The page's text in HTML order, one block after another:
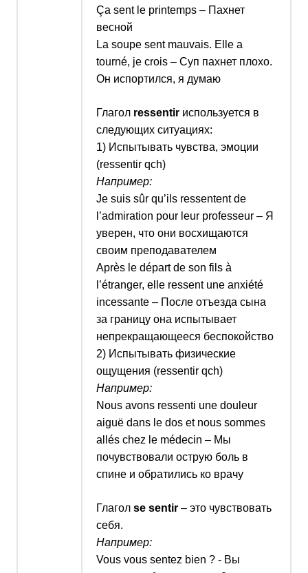
Ça sent le printemps – Пахнет
весной
La soupe sent mauvais. Elle a
tourné, je crois – Суп пахнет плохо.
Он испортился, я думаю
Глагол ressentir используется в
следующих ситуациях:
1) Испытывать чувства, эмоции
(ressentir qch)
Например:
Je suis sûr qu’ils ressentent de
l’admiration pour leur professeur – Я
уверен, что они восхищаются
своим преподавателем
Après le départ de son fils à
l’étranger, elle ressent une anxiété
incessante – После отъезда сына
за границу она испытывает
непрекращающееся беспокойство
2) Испытывать физические
ощущения (ressentir qch)
Например:
Nous avons ressenti une douleur
aiguë dans le dos et nous sommes
allés chez le médecin – Мы
почувствовали острую боль в
спине и обратились ко врачу
Глагол se sentir – это чувствовать
себя.
Например:
Vous vous sentez bien ? - Вы